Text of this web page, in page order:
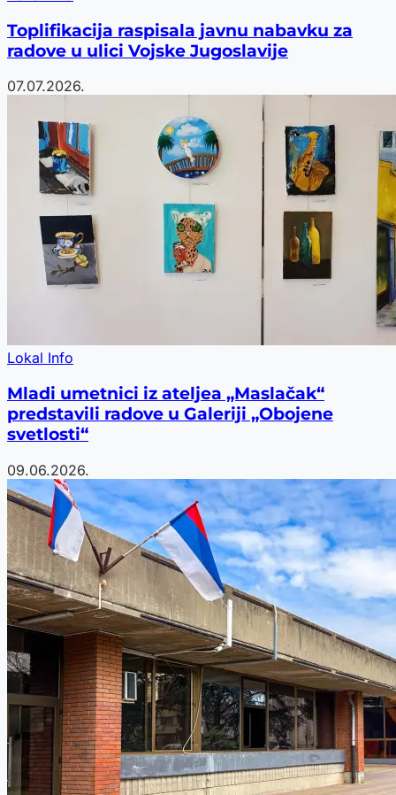
Toplifikacija raspisala javnu nabavku za
radove u ulici Vojske Jugoslavije
07.07.2026.
Lokal Info
Mladi umetnici iz ateljea „Maslačak“
predstavili radove u Galeriji „Obojene
svetlosti“
09.06.2026.